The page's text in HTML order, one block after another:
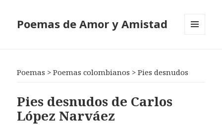
Poemas de Amor y Amistad
Poemas >Poemas colombianos >Pies desnudos
Pies desnudos de Carlos
López Narváez